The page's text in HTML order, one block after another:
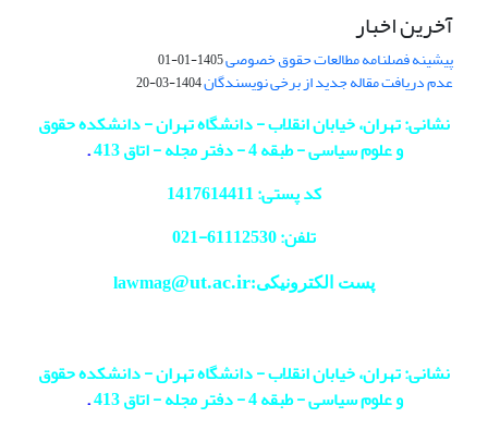
آخرین اخبار
پیشینه فصلنامه مطالعات حقوق خصوصی1405-01-01
عدم دریافت مقاله جدید از برخی نویسندگان1404-03-20
نشانی: تهران، خیابان انقلاب - دانشگاه تهران - دانشکده حقوق
و علوم سیاسی - طبقه 4 - دفتر مجله - اتاق 413
.
کد پستی: 1417614411
تلفن: 61112530-
021
پست الکترونیکی:lawmag@ut.ac.ir
نشانی: تهران، خیابان انقلاب - دانشگاه تهران - دانشکده حقوق
و علوم سیاسی - طبقه 4 - دفتر مجله - اتاق 413
.